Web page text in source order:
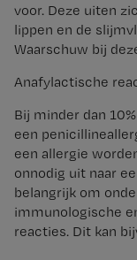
voor. Deze uiten
lippen en de
Waarschuw bij
Anafylactische
Bij minder dan
een
een allergie
onnodig uit naar
belangrijk om
immunologische
reacties. Dit kan